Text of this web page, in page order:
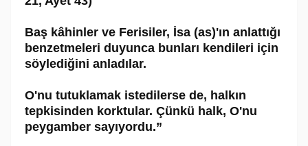
Baş kâhinler ve Ferisiler, İsa (as)'ın anlattığı
benzetmeleri duyunca bunları kendileri için
söylediğini anladılar.
O'nu tutuklamak istedilerse de, halkın
tepkisinden korktular. Çünkü halk, O'nu
peygamber sayıyordu.”